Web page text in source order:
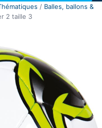
/ Balles, ballons &
2 taille 3